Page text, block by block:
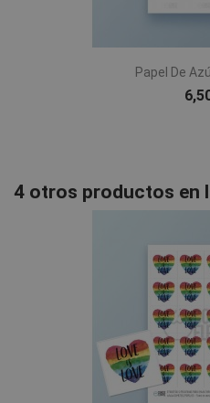
Papel De
4 otros productos en